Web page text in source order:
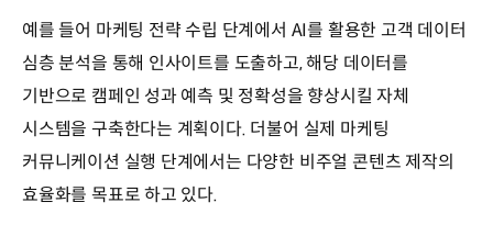
예를 들어 마케팅 전략 수립 단계에서 AI를 활용한 고객 데이터
심층 분석을 통해 인사이트를 도출하고, 해당 데이터를
기반으로 캠페인 성과 예측 및 정확성을 향상시킬 자체
시스템을 구축한다는 계획이다. 더불어 실제 마케팅
커뮤니케이션 실행 단계에서는 다양한 비주얼 콘텐츠 제작의
효율화를 목표로 하고 있다.